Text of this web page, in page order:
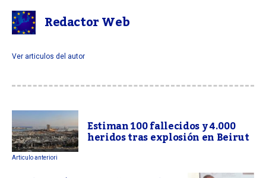
Redactor Web
Ver articulos del autor
Estiman 100 fallecidos y 4.000
heridos tras explosión en Beirut
Articulo anteriori